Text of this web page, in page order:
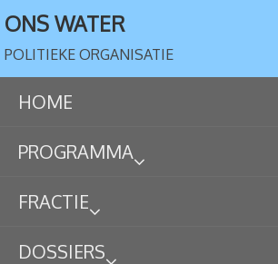
ONS WATER
POLITIEKE ORGANISATIE
HOME
PROGRAMMA
FRACTIE
DOSSIERS